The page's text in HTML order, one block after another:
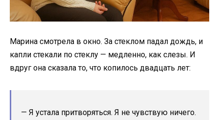
Марина смотрела в окно. За стеклом падал дождь, и
капли стекали по стеклу — медленно, как слезы. И
вдруг она сказала то, что копилось двадцать лет:
— Я устала притворяться. Я не чувствую ничего.